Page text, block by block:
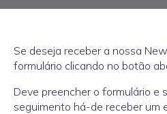
Se deseja receber a nossa
formulário clicando no botão
Deve preencher o formulário e
seguimento há-de receber um